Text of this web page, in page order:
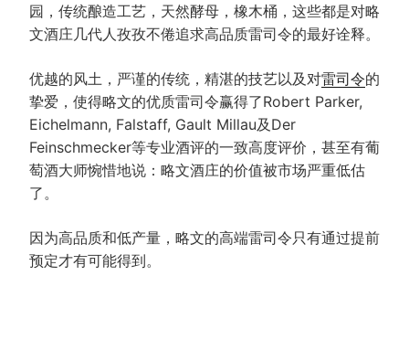
园，传统酿造工艺，天然酵母，橡木桶，这些都是对略
文酒庄几代人孜孜不倦追求高品质雷司令的最好诠释。
优越的风土，严谨的传统，精湛的技艺以及对雷司令的
挚爱，使得略文的优质雷司令赢得了Robert Parker,
Eichelmann, Falstaff, Gault Millau及Der
Feinschmecker等专业酒评的一致高度评价，甚至有葡
萄酒大师惋惜地说：略文酒庄的价值被市场严重低估
了。
因为高品质和低产量，略文的高端雷司令只有通过提前
预定才有可能得到。